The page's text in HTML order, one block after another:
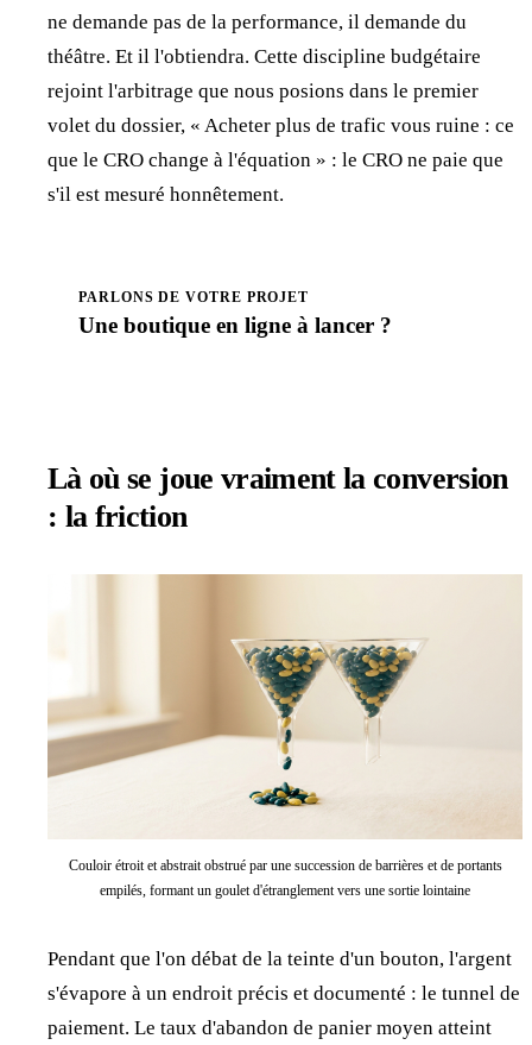
ne demande pas de la performance, il demande du
théâtre. Et il l'obtiendra. Cette discipline budgétaire
rejoint l'arbitrage que nous posions dans le premier
volet du dossier, « Acheter plus de trafic vous ruine : ce
que le CRO change à l'équation » : le CRO ne paie que
s'il est mesuré honnêtement.
PARLONS DE VOTRE PROJET
Une boutique en ligne à lancer ?
Là où se joue vraiment la conversion
: la friction
Couloir étroit et abstrait obstrué par une succession de barrières et de portants
empilés, formant un goulet d'étranglement vers une sortie lointaine
Pendant que l'on débat de la teinte d'un bouton, l'argent
s'évapore à un endroit précis et documenté : le tunnel de
paiement. Le taux d'abandon de panier moyen atteint